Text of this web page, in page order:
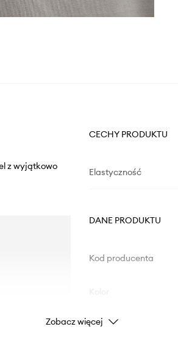
z wyjątkowo
CECHY PRODUKTU
Elastyczność
DANE PRODUKTU
Kod producenta
Marka
Zobacz więcej